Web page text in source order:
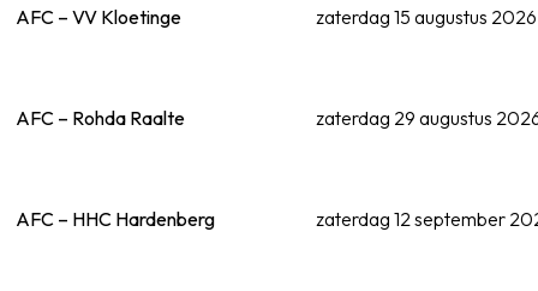
AFC – VV Kloetinge zaterdag 15 augustus 2026
AFC – Rohda Raalte zaterdag 29 augustus
AFC – HHC Hardenberg zaterdag 12 september